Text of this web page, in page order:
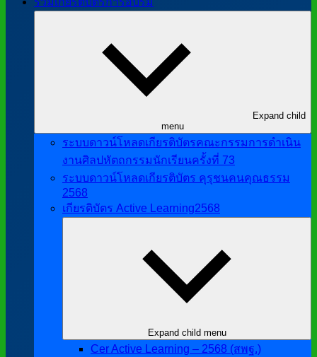
Expand child
menu
ระบบดาวน์โหลดเกียรติบัตรคณะกรรมการดำเนิน
งานศิลปหัตถกรรมนักเรียนครั้งที่ 73
ระบบดาวน์โหลดเกียรติบัตร คุรุชนคนคุณธรรม
2568
เกียรติบัตร Active Learning2568
Expand child menu
Cer Active Learning – 2568 (สพฐ.)